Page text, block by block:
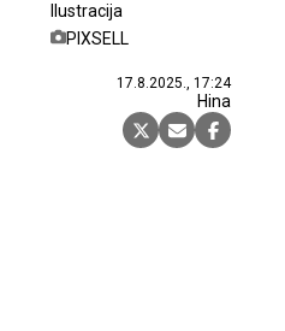
Ilustracija
PIXSELL
17.8.2025., 17:24
Hina